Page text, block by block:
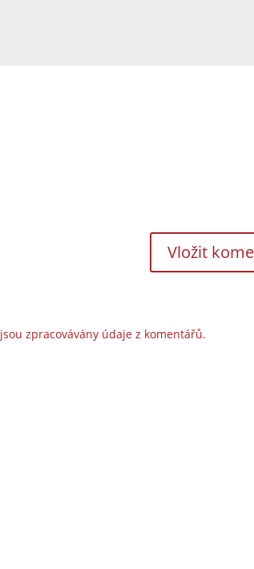
zpracovávány údaje z komentářů.